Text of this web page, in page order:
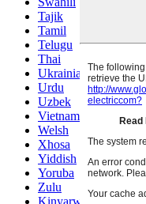
Tajik
Tamil
Telugu
Thai
Ukrainian
Urdu
Uzbek
Vietnamese
Welsh
Xhosa
Yiddish
Yoruba
Zulu